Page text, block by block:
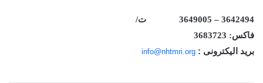
ت/
3642494 – 3649005
فاكس: 3683723
بريد اليكترونى : info@nhtmri.org